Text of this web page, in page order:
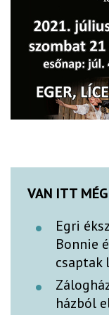
VAN ITT
Egri
Bonnie
csaptak
házból